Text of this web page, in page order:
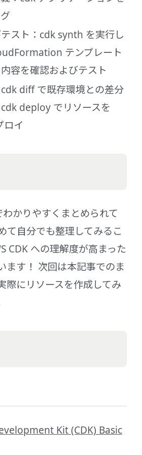
スト：cdk synth を実行し
テンプレート
容を確認およびテスト
diff で既存環境との差分
deploy でリソースを
ロイ
かりやすくまとめられて
て自分でも整理してみるこ
CDK への理解度が高まった
ます！ 次回は本記事でのま
際にリソースを作成してみ
Kit (CDK) Basic